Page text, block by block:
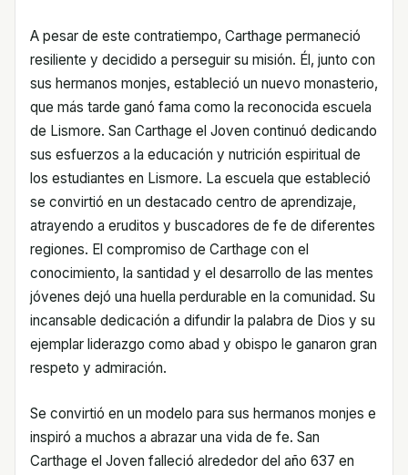
A pesar de este contratiempo, Carthage permaneció
resiliente y decidido a perseguir su misión. Él, junto con
sus hermanos monjes, estableció un nuevo monasterio,
que más tarde ganó fama como la reconocida escuela
de Lismore. San Carthage el Joven continuó dedicando
sus esfuerzos a la educación y nutrición espiritual de
los estudiantes en Lismore. La escuela que estableció
se convirtió en un destacado centro de aprendizaje,
atrayendo a eruditos y buscadores de fe de diferentes
regiones. El compromiso de Carthage con el
conocimiento, la santidad y el desarrollo de las mentes
jóvenes dejó una huella perdurable en la comunidad. Su
incansable dedicación a difundir la palabra de Dios y su
ejemplar liderazgo como abad y obispo le ganaron gran
respeto y admiración.
Se convirtió en un modelo para sus hermanos monjes e
inspiró a muchos a abrazar una vida de fe. San
Carthage el Joven falleció alrededor del año 637 en